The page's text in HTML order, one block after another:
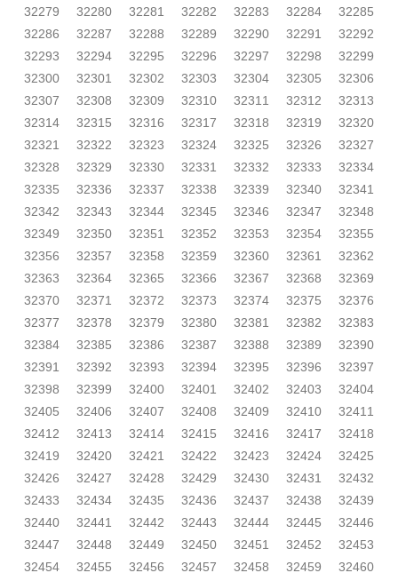
32279
32280 32281 32282 32283 32284
32285
32286
32287 32288 32289 32290 32291
32292
32293
32294 32295 32296 32297 32298
32299
32300
32301 32302 32303 32304 32305
32306
32307
32308 32309 32310 32311 32312
32313
32314
32315 32316 32317 32318 32319
32320
32321
32322 32323 32324 32325 32326
32327
32328
32329 32330 32331 32332 32333
32334
32335
32336 32337 32338 32339 32340
32341
32342
32343 32344 32345 32346 32347
32348
32349
32350 32351 32352 32353 32354
32355
32356
32357 32358 32359 32360 32361
32362
32363
32364 32365 32366 32367 32368
32369
32370
32371 32372 32373 32374 32375
32376
32377
32378 32379 32380 32381 32382
32383
32384
32385 32386 32387 32388 32389
32390
32391
32392 32393 32394 32395 32396
32397
32398
32399 32400 32401 32402 32403
32404
32405
32406 32407 32408 32409 32410
32411
32412
32413 32414 32415 32416 32417
32418
32419
32420 32421 32422 32423 32424
32425
32426
32427 32428 32429 32430 32431
32432
32433
32434 32435 32436 32437 32438
32439
32440
32441 32442 32443 32444 32445
32446
32447
32448 32449 32450 32451 32452
32453
32454
32455 32456 32457 32458 32459
32460